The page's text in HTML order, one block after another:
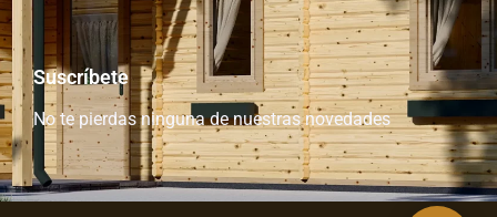
Suscríbete
No te pierdas ninguna de nuestras novedades